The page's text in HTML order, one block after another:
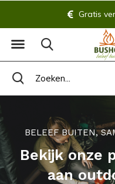
Gratis
BELEEF BUITEN,
Bekijk onze
aan